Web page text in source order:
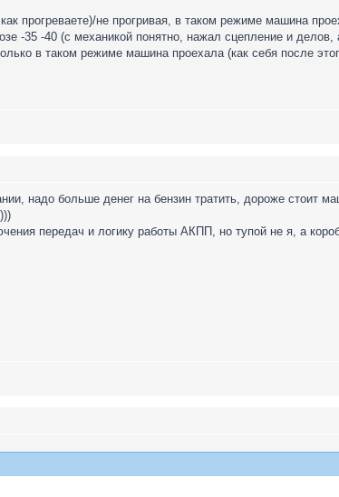
прогреваете)/не прогривая, в таком режиме машина
-35 -40 (с механикой понятно, нажал сцепление и делов,
в таком режиме машина проехала (как себя после
надо больше денег на бензин тратить, дороже
передач и логику работы АКПП, но тупой не я, а